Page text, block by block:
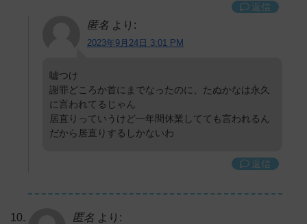
返信
匿名 より:
2023年9月24日 3:01 PM
嘘つけ
謝罪どころか首にまでなったのに、たぬかなは永久
に言われてるじゃん
居直りっていうけど一年間休業してても言われるん
だから居直りするしかないわ
返信
匿名 より: